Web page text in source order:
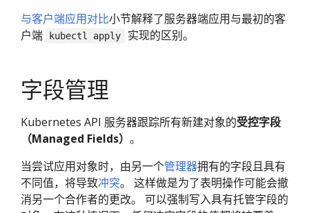
与客户端应用对比小节解释了服务器端应用与最初的客
户端
kubectl apply 实现的区别。
字段管理
Kubernetes API 服务器跟踪所有新建对象的受控字段
（Managed Fields） 。
当尝试应用对象时，由另一个管理器拥有的字段且具有
不同值，将导致冲突。 这样做是为了表明操作可能会撤
消另一个合作者的更改。 可以强制写入具有托管字段的